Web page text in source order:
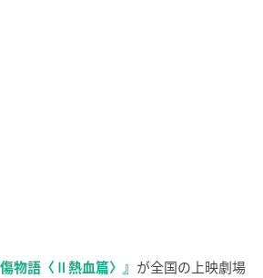
傷物語〈Ⅱ熱血篇〉』 が全国の上映劇場